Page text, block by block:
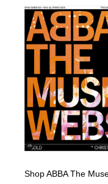
Shop ABBA The